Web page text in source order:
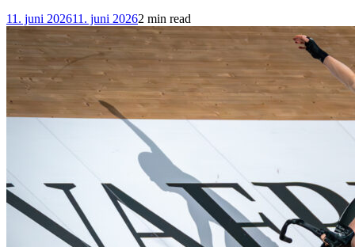
11. juni 202611. juni 20262 min read